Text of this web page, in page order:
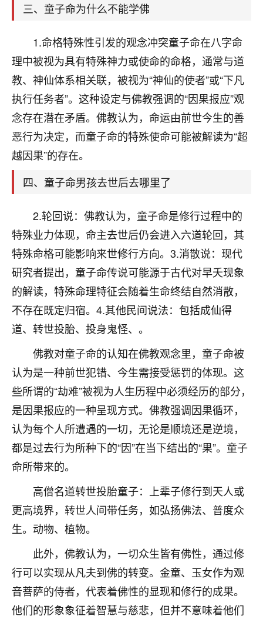
三、童子命为什么不能学佛
1.命格特殊性引发的观念冲突童子命在八字命
理中被视为具有特殊神力或使命的命格，通常与道
教、神仙体系相关联，被视为“神仙的使者”或“下凡
执行任务者”。这种设定与佛教强调的“因果报应”观
念存在潜在矛盾。佛教认为，命运由前世今生的善
恶行为决定，而童子命的特殊使命可能被解读为“超
越因果”的存在。
四、童子命男孩去世后去哪里了
2.轮回说：佛教认为，童子命是修行过程中的
特殊业力体现，命主去世后仍会进入六道轮回，其
特殊命格可能影响来世修行方向。3.消散说：现代
研究者提出，童子命传说可能源于古代对早夭现象
的解读，特殊命理特征会随着生命终结自然消散，
不存在既定归宿。4.其他民间说法：包括成仙得
道、转世投胎、投身鬼怪、。
佛教对童子命的认知在佛教观念里，童子命被
认为是一种前世犯错、今生需接受惩罚的体现。这
些所谓的“劫难”被视为人生历程中必须经历的部分，
是因果报应的一种呈现方式。佛教强调因果循环，
认为每个人所遭遇的一切，无论是顺境还是逆境，
都是过去行为所种下的“因”在当下结出的“果”。童子
命所带来的。
高僧名道转世投胎童子：上辈子修行到天人或
更高境界，转世人间带任务，如弘扬佛法、普度众
生。动物、植物。
此外，佛教认为，一切众生皆有佛性，通过修
行可以实现从凡夫到佛的转变。金童、玉女作为观
音菩萨的侍者，代表着佛性的显现和修行的成果。
他们的形象象征着智慧与慈悲，但并不意味着他们
太阳当空赵：我也做餐饮的，生意不算大，但
址、风水、还有开业日子，哪哪都看了，虽然
大环境不好，但是我家生意还可以，前几天又
刚找老师做了补财库，希望财运更好一点！
2小时前 来自海南 18
梦醒时分
我女儿高二叛逆，大半年不上学，一说她就要死要活
的，把我们两口子愁的不行，朋友给我推荐的慧来老
师，一开始我是病急乱投医，这半年来，法事一个个
做完，我女儿跟变了个人一样，不期望她能考多好的
大学，只要能安安稳稳的把书读了，身体心理都健健
鹿森：可怜天下父母心啊！
3小时前 来自河北 16
付深
我是公司人事调整，有升迁机会，但同时竞争的我们
三个，找老师的时候是抱着侥幸心理，没想到老师看
着我晋升有望，我半信半疑的按照老师建议，做了化
后，我以为都没戏了，结果开年一上班，开会提拔升
职第一个就是我，职务无所谓，主要是底薪加了
3000，非常开心，无论如何，感恩感谢！🙏🏻
鹿森：恭喜升职加薪！！，请客吗？�
12小时前 来自北京 32
心心相印
问题，反正就是不舒服。中医西医看遍了，找不到问
题，后来无意中看到有人推荐慧来老师，跟老师聊过
之后，心情豁然开朗，也听老师建议，处理了一些因
果问题。今年以来，身体比以前好多，主要是心情好
了，老师说境随心转，现在深有体会了。
鹿森：是的，其实跟老师聊过之后，最大的感
触，首先就是心态会变好，万般皆是命，半点
不由人！